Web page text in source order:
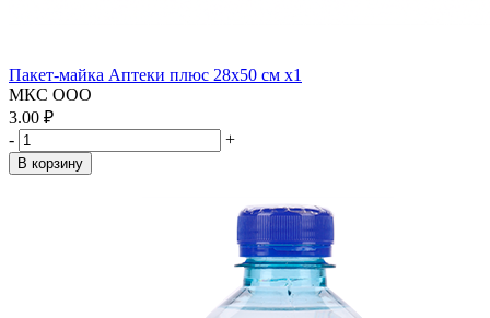
Пакет-майка Аптеки плюс 28х50 см x1
МКС ООО
3.00 ₽
-
+
В корзину